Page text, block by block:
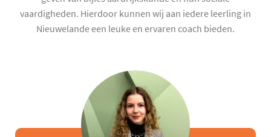
vaardigheden. Hierdoor kunnen wij aan iedere leerling in
Nieuwelande een leuke en ervaren coach bieden.